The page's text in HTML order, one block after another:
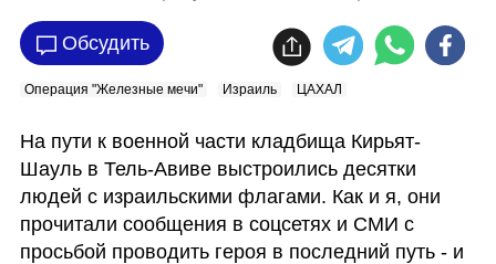
Обсудить
Операция "Железные мечи" Израиль ЦАХАЛ
На пути к военной части кладбища Кирьят-
Шауль в Тель-Авиве выстроились десятки
людей с израильскими флагами. Как и я, они
прочитали сообщения в соцсетях и СМИ с
просьбой проводить героя в последний путь - и